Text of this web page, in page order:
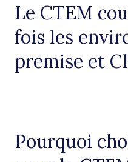
Le CTEM
fois les
premise et
Pourquoi